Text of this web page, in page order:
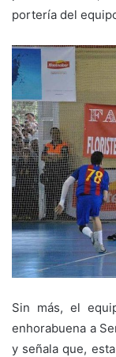
portería del
Sin más, el
enhorabuena a
y señala que,